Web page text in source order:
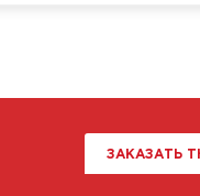
ЗАКАЗАТЬ